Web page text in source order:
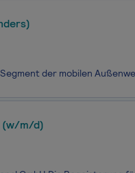
(w/m/d)